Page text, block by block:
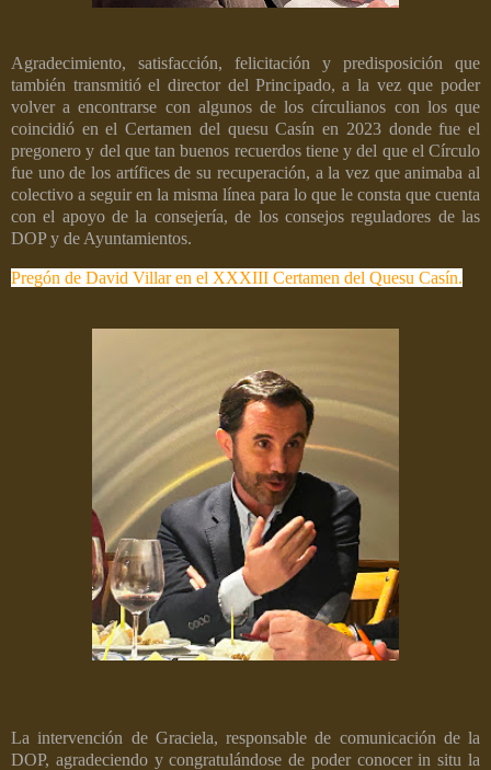
Agradecimiento, satisfacción, felicitación y predisposición que
también transmitió el director del Principado, a la vez que poder
volver a encontrarse con algunos de los círculianos con los que
coincidió en el Certamen del quesu Casín en 2023 donde fue el
pregonero y del que tan buenos recuerdos tiene y del que el Círculo
fue uno de los artífices de su recuperación, a la vez que animaba al
colectivo a seguir en la misma línea para lo que le consta que cuenta
con el apoyo de la consejería, de los consejos reguladores de las
DOP y de Ayuntamientos.
Pregón de David Villar en el XXXIII Certamen del Quesu Casín.
La intervención de Graciela, responsable de comunicación de la
DOP, agradeciendo y congratulándose de poder conocer in situ la